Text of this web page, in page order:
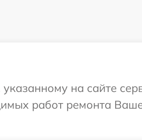
на сайте
работ ремонта